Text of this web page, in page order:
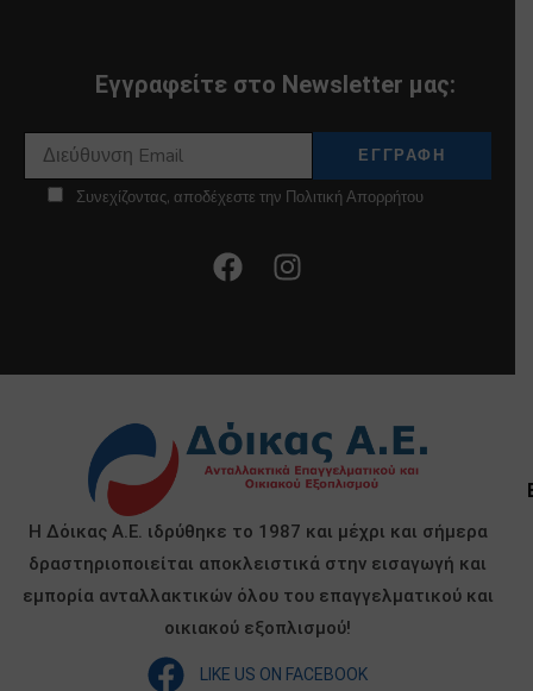
Εγγραφείτε στο Newsletter μας:
Συνεχίζοντας, αποδέχεστε την Πολιτική Απορρήτου
Η Δόικας Α.Ε. ιδρύθηκε το 1987 και μέχρι και σήμερα
δραστηριοποιείται αποκλειστικά στην εισαγωγή και
εμπορία ανταλλακτικών όλου του επαγγελματικού και
οικιακού εξοπλισμού!
LIKE US ON FACEBOOK